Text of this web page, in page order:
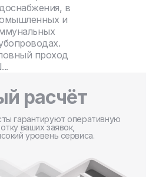
в
и
проход
расчёт
гарантируют оперативную
ваших заявок,
уровень сервиса.